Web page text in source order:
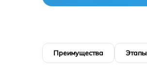
Преимущества